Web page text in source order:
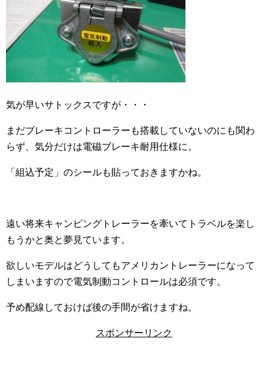
気が早いサトックスですが・・・
まだブレーキコントローラーも搭載していないのにも関わ
らず、気分だけは電磁ブレーキ耐用仕様に。
「組込予定」のシールも貼っておきますかね。
遠い将来キャンピングトレーラーを牽いてトラベルを楽し
もうかと奥と夢見ています。
欲しいモデルはどうしてもアメリカントレーラーになって
しまいますので電気制動コントロールは必須です。
予め配線しておけば後の手間が省けますね。
スポンサーリンク